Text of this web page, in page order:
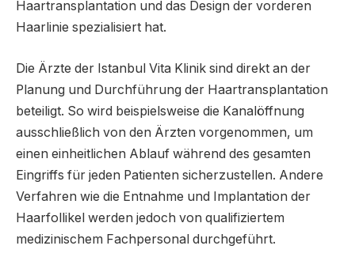
Haartransplantation und das Design der vorderen
Haarlinie spezialisiert hat.
Die Ärzte der Istanbul Vita Klinik sind direkt an der
Planung und Durchführung der Haartransplantation
beteiligt. So wird beispielsweise die Kanalöffnung
ausschließlich von den Ärzten vorgenommen, um
einen einheitlichen Ablauf während des gesamten
Eingriffs für jeden Patienten sicherzustellen. Andere
Verfahren wie die Entnahme und Implantation der
Haarfollikel werden jedoch von qualifiziertem
medizinischem Fachpersonal durchgeführt.